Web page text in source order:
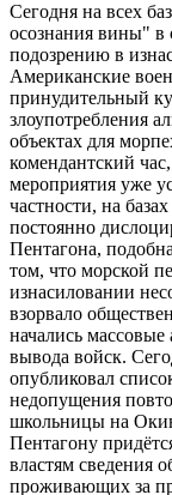
Сегодня на всех
осознания вины" в
подозрению в
Американские
принудительный
злоупотребления
объектах для
комендантский
мероприятия уже
частности, на
постоянно
Пентагона,
том, что морской
изнасиловании
взорвало
начались
вывода войск.
опубликовал
недопущения
школьницы на
Пентагону
властям сведения
проживающих за